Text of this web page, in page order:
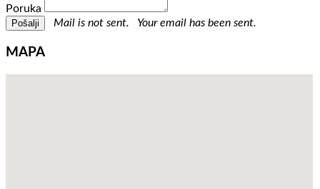
Poruka
Mail is not sent.
Your email has been sent.
MAPA